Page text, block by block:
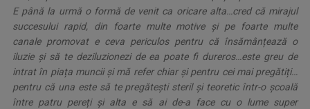
E până la urmă o formă de venit ca oricare alta…cred că mirajul
succesului rapid, din foarte multe motive și pe foarte multe
canale promovat e ceva periculos pentru că însămânțează o
iluzie și să te deziluzionezi de ea poate fi dureros…este greu de
intrat în piața muncii și mă refer chiar și pentru cei mai pregătiți…
pentru că una este să te pregătești steril și teoretic într-o școală
între patru pereți și alta e să ai de-a face cu o lume super